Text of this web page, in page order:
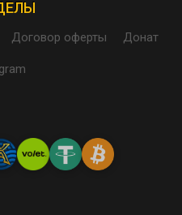
Договор оферты Донат